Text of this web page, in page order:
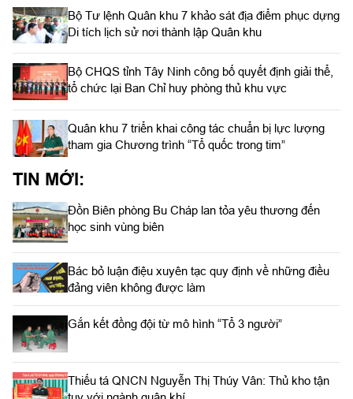
Bộ Tư lệnh Quân khu 7 khảo sát địa điểm phục dựng
Di tích lịch sử nơi thành lập Quân khu
Bộ CHQS tỉnh Tây Ninh công bố quyết định giải thể,
tổ chức lại Ban Chỉ huy phòng thủ khu vực
Quân khu 7 triển khai công tác chuẩn bị lực lượng
tham gia Chương trình “Tổ quốc trong tim”
TIN MỚI:
Đồn Biên phòng Bu Cháp lan tỏa yêu thương đến
học sinh vùng biên
Bác bỏ luận điệu xuyên tạc quy định về những điều
đảng viên không được làm
Gắn kết đồng đội từ mô hình “Tổ 3 người”
Thiếu tá QNCN Nguyễn Thị Thúy Vân: Thủ kho tận